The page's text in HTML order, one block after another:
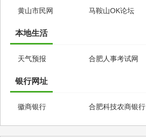
黄山市民网 马鞍山OK论坛
本地生活
天气预报 合肥人事考试网
银行网址
徽商银行 合肥科技农商银行